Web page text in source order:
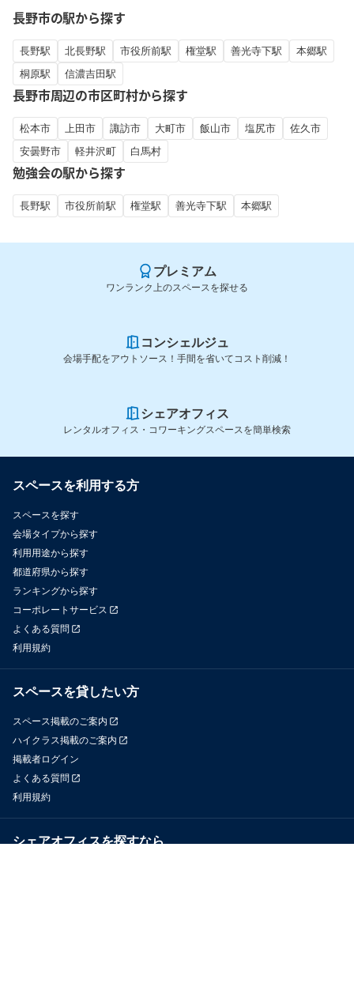
長野市の駅から探す
長野駅 北長野駅 市役所前駅 権堂駅 善光寺下駅
本郷駅
桐原駅
信濃吉田駅
長野市周辺の市区町村から探す
松本市 上田市 諏訪市 大町市 飯山市 塩尻市
佐久市
安曇野市
軽井沢町 白馬村
勉強会の駅から探す
長野駅 市役所前駅 権堂駅 善光寺下駅 本郷駅
プレミアム
ワンランク上のスペースを探せる
コンシェルジュ
会場手配をアウトソース！手間を省いてコスト削減！
シェアオフィス
レンタルオフィス・コワーキングスペースを簡単検索
スペースを利用する方
スペースを探す
会場タイプから探す
利用用途から探す
都道府県から探す
ランキングから探す
コーポレートサービス
よくある質問
利用規約
スペースを貸したい方
スペース掲載のご案内
ハイクラス掲載のご案内
掲載者ログイン
よくある質問
利用規約
シェアオフィスを探すなら